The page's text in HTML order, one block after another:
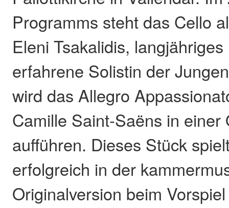
Programms steht das Cello
Eleni Tsakalidis,
erfahrene Solistin der
wird das Allegro
Camille Saint-Saëns in einer
aufführen. Dieses Stück
erfolgreich in der
Originalversion beim